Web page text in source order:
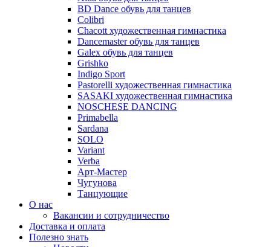
BD Dance обувь для танцев
Colibri
Chacott художественная гимнастика
Dancemaster обувь для танцев
Galex обувь для танцев
Grishko
Indigo Sport
Pastorelli художественная гимнастика
SASAKI художественная гимнастика
NOSCHESE DANCING
Primabella
Sardana
SOLO
Variant
Verba
Арт-Мастер
Чугунова
Танцующие
О нас
Вакансии и сотрудничество
Доставка и оплата
Полезно знать